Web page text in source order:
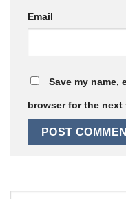
Email
Save my name,
browser for the next